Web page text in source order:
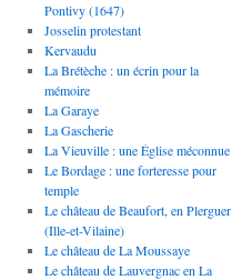
Pontivy (1647)
Josselin protestant
Kervaudu
La Brétèche : un écrin pour la
mémoire
La Garaye
La Gascherie
La Vieuville : une Église méconnue
Le Bordage : une forteresse pour
temple
Le château de Beaufort, en Plerguer
(Ille-et-Vilaine)
Le château de La Moussaye
Le château de Lauvergnac en La